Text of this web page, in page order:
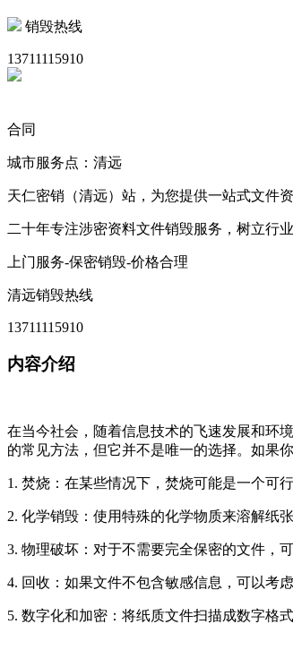
销毁热线
13711115910
合同
城市服务点：清远
天仁密销（清远）站，为您提供一站式文件
二十年专注涉密资料文件销毁服务，树立行
上门服务-保密销毁-价格合理
清远销毁热线
13711115910
内容介绍
在当今社会，随着信息技术的飞速发展和环
的常见方法，但它并不是唯一的选择。如果
1. 焚烧：在某些情况下，焚烧可能是一个可
2. 化学销毁：使用特殊的化学物质来溶解纸
3. 物理破坏：对于不需要完全保密的文件，
4. 回收：如果文件不包含敏感信息，可以考
5. 数字化和加密：将纸质文件扫描成数字格